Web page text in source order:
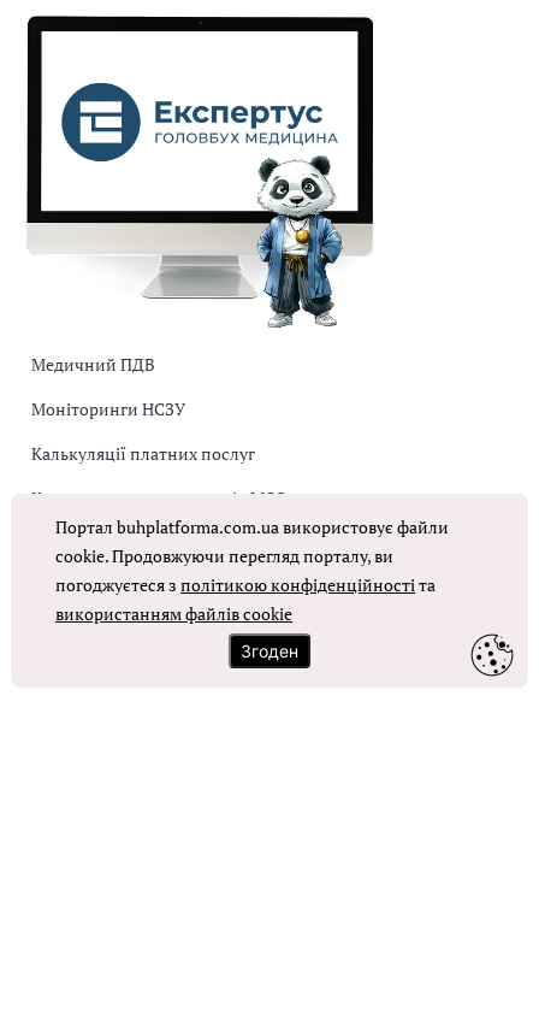
Медичний ПДВ
Моніторинги НСЗУ
Калькуляції платних послуг
Коригувальна накладна від МОЗ
Оплата праці в КНП
ОТРИМАТИ ДОСТУП
Портал buhplatforma.com.ua використовує файли
cookie. Продовжуючи перегляд порталу, ви
погоджуєтеся зполітикою конфіденційностіта
використанням файлів cookie
Згоден